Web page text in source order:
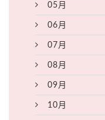
05月
06月
07月
08月
09月
10月